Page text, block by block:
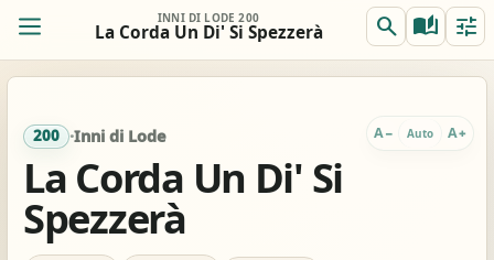
INNI DI LODE 200
La Corda Un Di' Si Spezzerà search auto_stories tune
FA FA
FA remove
200 ·Inni di Lode A− Auto A+
La Corda Un Di' Si
Spezzerà